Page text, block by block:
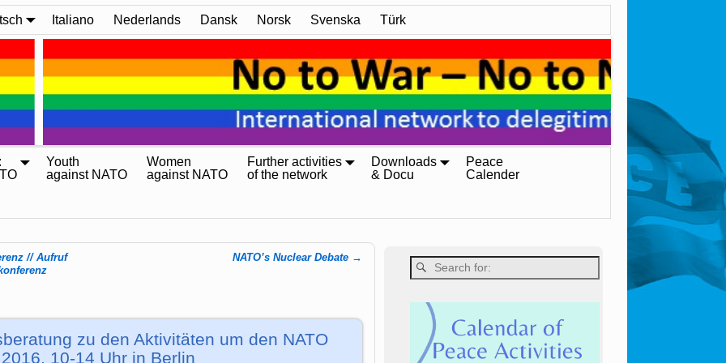
Italiano Nederlands Dansk Norsk Svenska Türk
Youth
against NATO
Women
against NATO
Further activities
of the network
Downloads
& Docu
Peace
Calender
// Aufruf
NATO’s Nuclear Debate →
zu den Aktivitäten um den NATO
10-14 Uhr in Berlin